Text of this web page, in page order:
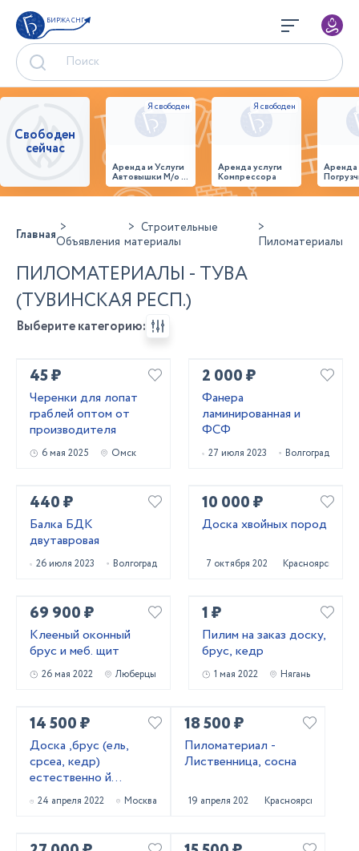
БИРЖА СНГ
Свободен
сейчас
Аренда и Услуги
Автовышки М/о г.
Домодедово
26,28,32 место
Аренда услуги
Компрессора
ГлавнаяОбъявления
Строительные
материалы
Пиломатериалы
ПИЛОМАТЕРИАЛЫ - ТУВА
(ТУВИНСКАЯ РЕСП.)
Выберите категорию:
45 ₽
Черенки для лопат
граблей оптом от
производителя
6 мая 2025 Омск
2 000 ₽
Фанера
ламинированная и
ФСФ
27 июля 2023 Волгоград
440 ₽
Балка БДК
двутавровая
26 июля 2023 Волгоград
10 000 ₽
Доска хвойных пород
7 октября 2022 Красноярск
69 900 ₽
Клееный оконный
брус и меб. щит
26 мая 2022 Люберцы
1 ₽
Пилим на заказ доску,
брус, кедр
1 мая 2022 Нягань
14 500 ₽
Доска ,брус (ель,
срсеа, кедр)
естественно й
влажности
24 апреля 2022 Москва
18 500 ₽
Пиломатериал -
Лиственница, сосна
19 апреля 2022 Красноярск